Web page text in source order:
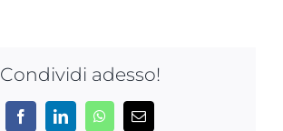
Condividi adesso!
FacebookLinkedInWhatsApp
Email